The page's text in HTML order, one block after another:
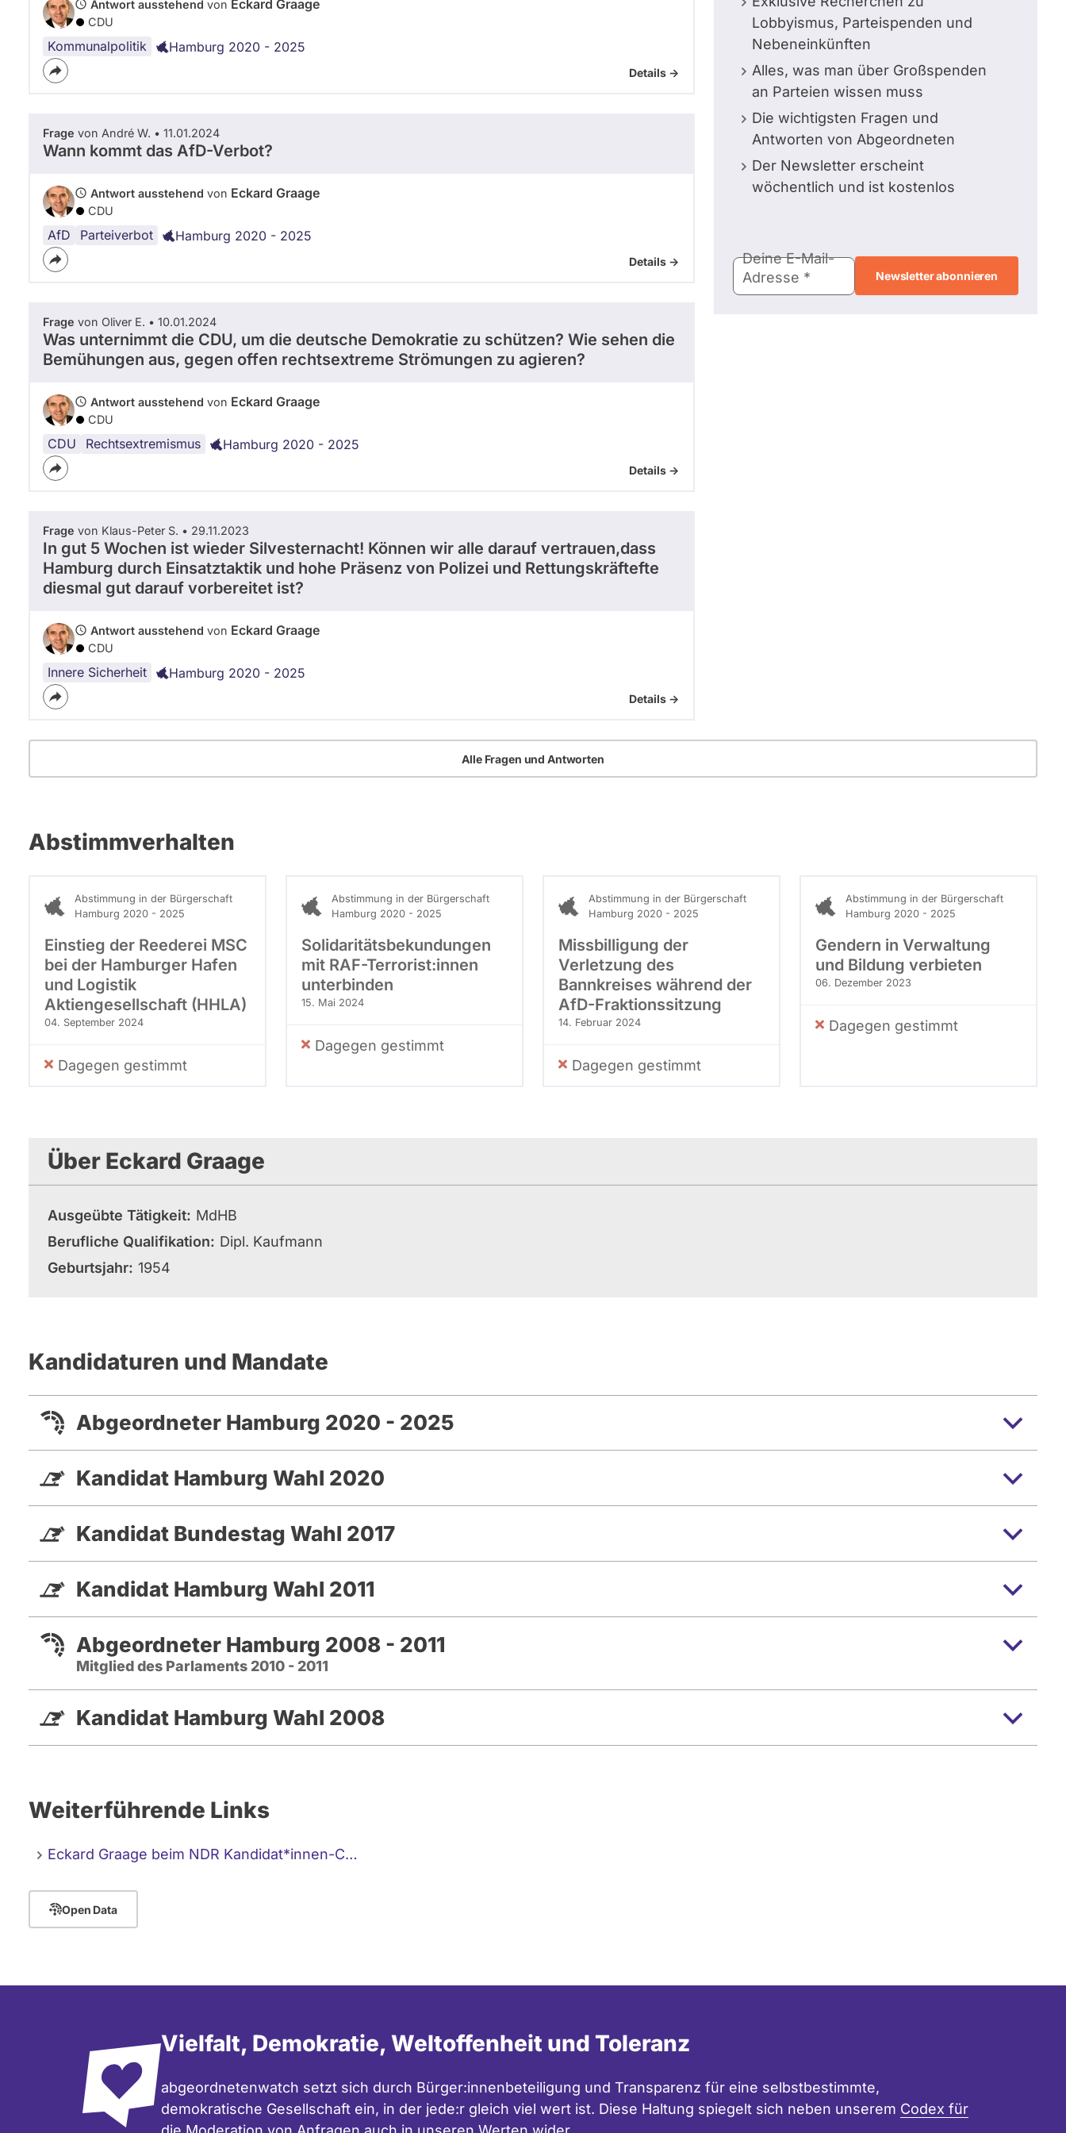
Antwort ausstehend von Eckard Graage
CDU
Kommunalpolitik Hamburg 2020 - 2025
Details ->
Frage von André W. • 11.01.2024
Wann kommt das AfD-Verbot?
Antwort ausstehend von Eckard Graage
CDU
AfD Parteiverbot Hamburg 2020 - 2025
Details ->
Frage von Oliver E. • 10.01.2024
Was unternimmt die CDU, um die deutsche Demokratie zu schützen? Wie sehen die
Bemühungen aus, gegen offen rechtsextreme Strömungen zu agieren?
Antwort ausstehend von Eckard Graage
CDU
CDU Rechtsextremismus Hamburg 2020 - 2025
Details ->
Frage von Klaus-Peter S. • 29.11.2023
In gut 5 Wochen ist wieder Silvesternacht! Können wir alle darauf vertrauen,dass
Hamburg durch Einsatztaktik und hohe Präsenz von Polizei und Rettungskräftefte
diesmal gut darauf vorbereitet ist?
Antwort ausstehend von Eckard Graage
CDU
Innere Sicherheit Hamburg 2020 - 2025
Details ->
Lobbyismus, Parteispenden und
Nebeneinkünften
Alles, was man über Großspenden
an Parteien wissen muss
Die wichtigsten Fragen und
Antworten von Abgeordneten
Der Newsletter erscheint
wöchentlich und ist kostenlos
Mail-
Adresse
Deine E-Mail-
Adresse
Alle Fragen und Antworten
Abstimmverhalten
Abstimmung in der Bürgerschaft
Hamburg 2020 - 2025
Einstieg der Reederei MSC
bei der Hamburger Hafen
und Logistik
Aktiengesellschaft (HHLA)
04. September 2024
Dagegen gestimmt
Abstimmung in der Bürgerschaft
Hamburg 2020 - 2025
Solidaritätsbekundungen
mit RAF-Terrorist:innen
unterbinden
15. Mai 2024
Dagegen gestimmt
Abstimmung in der Bürgerschaft
Hamburg 2020 - 2025
Missbilligung der
Verletzung des
Bannkreises während der
AfD-Fraktionssitzung
14. Februar 2024
Dagegen gestimmt
Abstimmung in der Bürgerschaft
Hamburg 2020 - 2025
Gendern in Verwaltung
und Bildung verbieten
06. Dezember 2023
Dagegen gestimmt
Über Eckard Graage
Ausgeübte Tätigkeit
MdHB
Berufliche Qualifikation
Dipl. Kaufmann
Geburtsjahr 1954
Kandidaturen und Mandate
Abgeordneter Hamburg 2020 - 2025
Kandidat Hamburg Wahl 2020
Kandidat Bundestag Wahl 2017
Kandidat Hamburg Wahl 2011
Abgeordneter Hamburg 2008 - 2011
Mitglied des Parlaments 2010 - 2011
Kandidat Hamburg Wahl 2008
Weiterführende Links
Eckard Graage beim NDR Kandidat*innen-C…
Open Data
Vielfalt, Demokratie, Weltoffenheit und Toleranz
abgeordnetenwatch setzt sich durch Bürger:innenbeteiligung und Transparenz für eine selbstbestimmte,
demokratische Gesellschaft ein, in der jede:r gleich viel wert ist. Diese Haltung spiegelt sich neben unserem Codex für